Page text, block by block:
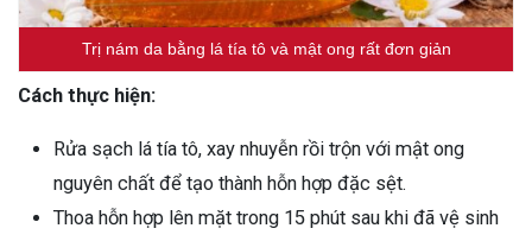
Trị nám da bằng lá tía tô và mật ong rất đơn giản
Cách thực hiện:
Rửa sạch lá tía tô, xay nhuyễn rồi trộn với mật ong
nguyên chất để tạo thành hỗn hợp đặc sệt.
Thoa hỗn hợp lên mặt trong 15 phút sau khi đã vệ sinh